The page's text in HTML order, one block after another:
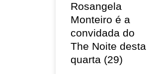
Rosangela
Monteiro é a
convidada do
The Noite desta
quarta (29)